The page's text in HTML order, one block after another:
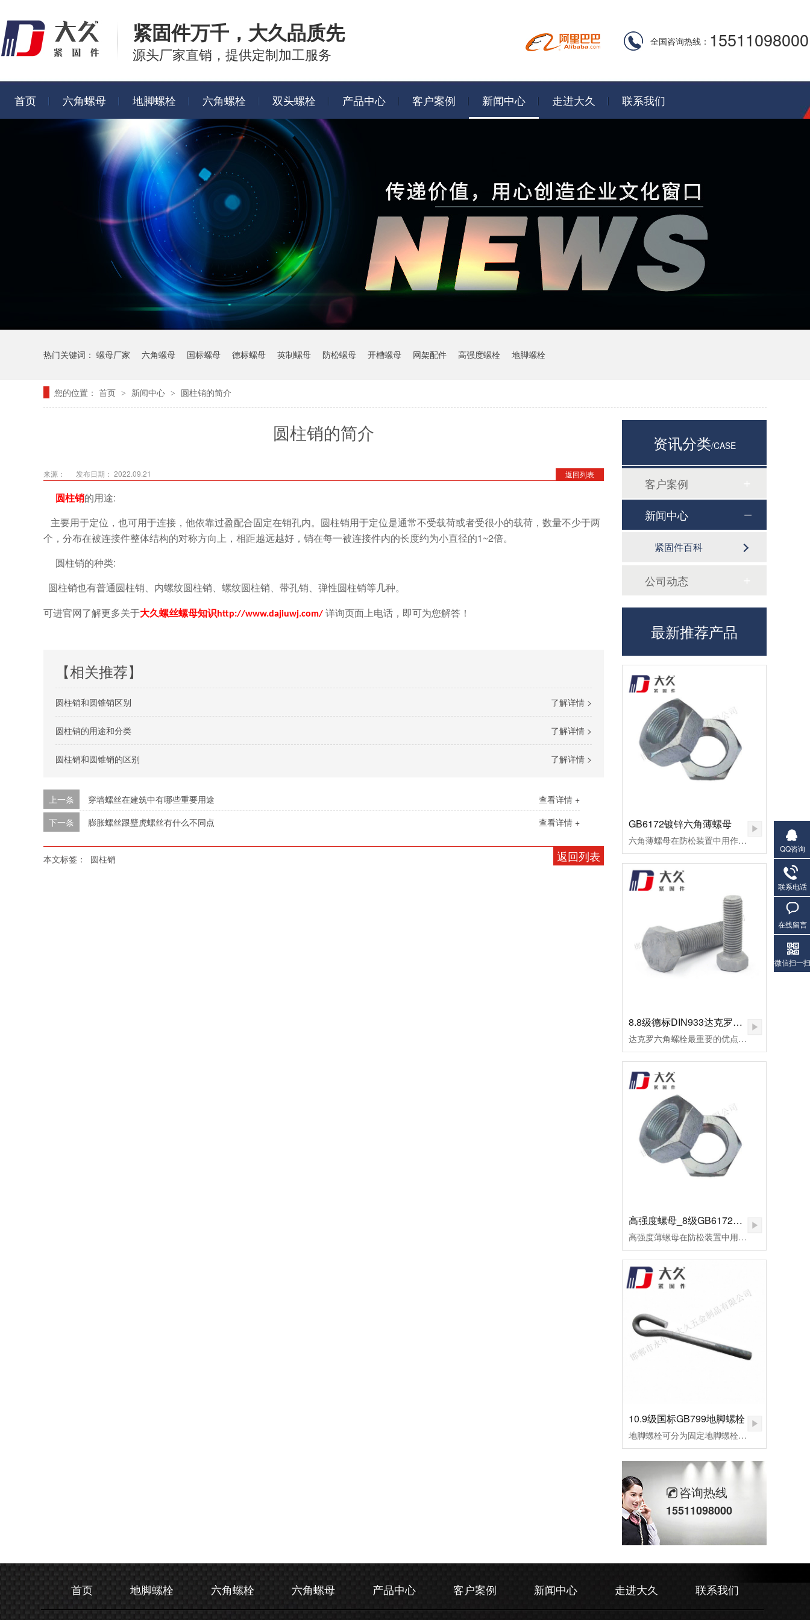
紧固件万千， 大久品质先
源头厂家直销，提供定制加工服务
全国咨询热线： 15511098000
首页 六角螺母 地脚螺栓 六角螺栓 双头螺栓 产品中心 客户案例 新闻中心 走进大久 联系我们
热门关键词： 螺母厂家 六角螺母 国标螺母 德标螺母 英制螺母 防松螺母 开槽螺母 网架配件 高强度螺栓 地脚螺栓
您的位置： 首页 > 新闻中心 > 圆柱销的简介
圆柱销的简介
返回列表
来源： 发布日期： 2022.09.21
圆柱销的用途:
主要用于定位，也可用于连接，他依靠过盈配合固定在销孔内。圆柱销用于定位是通常不受载荷或者受很小的载荷，数量不少于两
个，分布在被连接件整体结构的对称方向上，相距越远越好，销在每一被连接件内的长度约为小直径的1~2倍。
圆柱销的种类:
圆柱销也有普通圆柱销、内螺纹圆柱销、螺纹圆柱销、带孔销、弹性圆柱销等几种。
可进官网了解更多关于大久螺丝螺母知识 http://www.dajiuwj.com/ 详询页面上电话，即可为您解答！
【相关推荐】
了解详情 >
圆柱销和圆锥销区别
了解详情 >
圆柱销的用途和分类
了解详情 >
圆柱销和圆锥销的区别
查看详情 +
上一条
穿墙螺丝在建筑中有哪些重要用途
查看详情 +
下一条 膨胀螺丝跟壁虎螺丝有什么不同点
返回列表
本文标签： 圆柱销
资讯分类/CASE
客户案例
新闻中心
紧固件百科
公司动态
最新推荐产品
GB6172镀锌六角薄螺母
六角薄螺母在防松装置中用作副螺母，起锁紧作用，或用于螺纹连接副主要承受剪切力的地方。
8.8级德标DIN933达克罗六角螺栓
达克罗六角螺栓最重要的优点是不氢脆，因此达克罗非常适合加工一些高档螺栓，如8.8级外六角螺栓。达克罗六角螺栓耐高温腐蚀，耐热温度可达300℃以上。但一般的热镀锌加工工艺，当温度做到100摄氏时，早已废料。达克罗涂层与六角螺栓和螺母的结合力好，处理后的外六角螺栓易于喷涂和着色，有机涂层的结合力超过磷化膜。达克罗六角螺栓在生产加工和涂布的全过程中，不会产生对环境有污染的废水废气，不使用三废管理降低了处理成本。
高强度螺母_8级GB6172镀锌薄螺母
高强度薄螺母在防松装置中用作副螺母，起锁紧作用，或用于螺纹连接副主要承受剪切力的地方。用高强度钢制造的，或者需要施以较大预紧力的螺母，皆可称为高强度螺母。高强度螺母多用于桥梁、钢轨、高压及超高压设备的连接。这种螺母的断裂多为脆性断裂。应用于超高压设备上的高强度螺母，为了保证容器的密封，需要施以较大的预应力。当今大飞机、大型发电设备、汽车、高速火车、大型船舶、大型成套设备等为代表的先进制造已将进入重要的发展方向。由此，紧固件将进入重要的发展阶段。高强度薄螺母用于重要机械的连接，反复的拆装或各式的安装扭矩法对高强度薄螺母要求极高。因此，对其表面状况及螺纹精度的好坏，将直接影响主机的使用寿命及安全。为了改善摩擦系数，避免在使用过程中出现锈蚀、咬死或卡住，技术要求规定其表面应进行镍磷镀处理。镀层厚度保证在0.02～0.03mm范围内，镀层均匀，致密、无针孔等。
10.9级国标GB799地脚螺栓
地脚螺栓可分为固定地脚螺栓、活动地脚螺栓，胀锚地脚螺栓，和粘接地脚螺栓，其中根据外形不同，L型预埋螺栓，9字预埋螺栓，焊接预埋螺栓，地板预埋螺栓。应用行业：适用于各种设备固定、钢结构基础预埋件、路灯、交通指示牌、泵、锅炉安装、重型设备预埋固定等。
咨询热线
15511098000
首页 地脚螺栓 六角螺栓 六角螺母 产品中心 客户案例 新闻中心 走进大久 联系我们
QQ咨询
联系电话
在线留言
微信扫一扫